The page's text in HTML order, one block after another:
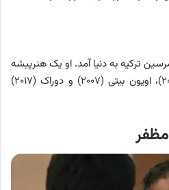
در ۵ نوامبر ۱۹۸۶ در مرسین ترکیه به دنیا آمد. او یک هنرپیشه
است که برای اوزاک سهیر (۲۰۲۴)، اویون بیتی (۲۰۰۷) و دوراک (۲۰۱۷)